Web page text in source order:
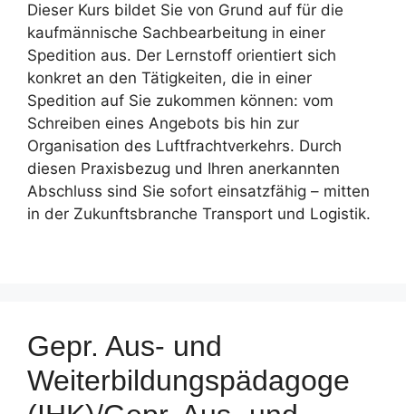
Dieser Kurs bildet Sie von Grund auf für die
kaufmännische Sachbearbeitung in einer
Spedition aus. Der Lernstoff orientiert sich
konkret an den Tätigkeiten, die in einer
Spedition auf Sie zukommen können: vom
Schreiben eines Angebots bis hin zur
Organisation des Luftfrachtverkehrs. Durch
diesen Praxisbezug und Ihren anerkannten
Abschluss sind Sie sofort einsatzfähig – mitten
in der Zukunftsbranche Transport und Logistik.
Gepr. Aus- und
Weiterbildungspädagoge